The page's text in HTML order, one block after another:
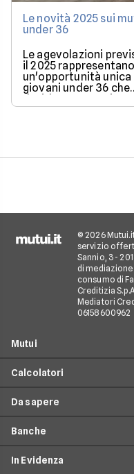
Le novità 2025 sui
under 36
Le agevolazioni
il 2025 rappresentano
un'opportunità unica
giovani under 36 che
desiderano
loro prima casa.
© 2026
servizio
Sannio, 3 -
di
consumo di
Creditizia
Mediatori
06158600962
Mutui
Mutuo Seconda Casa
Surroga Mutuo
Calcolatori
Simulazione Mutuo
Calcolo Piano di
Calcolo Importo da Rata
Da sapere
Tassi di interesse mutui
Banche
In Evidenza